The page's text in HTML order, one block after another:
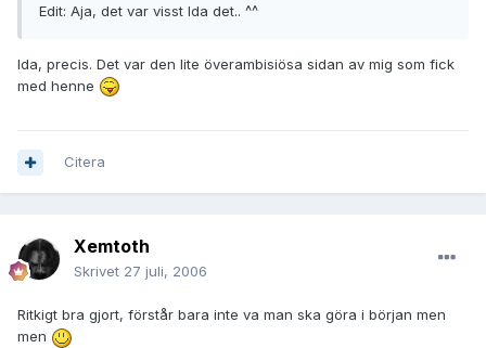
Edit: Aja, det var visst Ida det.. ^^
Ida, precis. Det var den lite överambisiösa sidan av mig som fick
med henne
Citera
Xemtoth
Skrivet 27 juli, 2006
Ritkigt bra gjort, förstår bara inte va man ska göra i början men
men